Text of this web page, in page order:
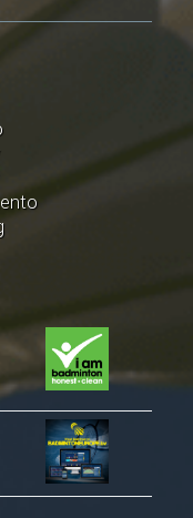
2023
NAZIONALE
GIOVENTÙ
SPORTIVA
E SALUTE